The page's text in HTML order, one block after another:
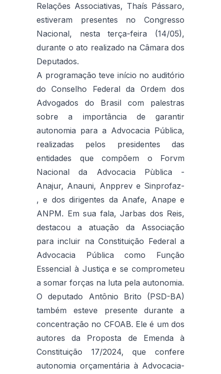
Relações Associativas, Thaís Pássaro,
estiveram presentes no Congresso
Nacional, nesta terça-feira (14/05),
durante o ato realizado na Câmara dos
Deputados.
A programação teve início no auditório
do Conselho Federal da Ordem dos
Advogados do Brasil com palestras
sobre a importância de garantir
autonomia para a Advocacia Pública,
realizadas pelos presidentes das
entidades que compõem o Forvm
Nacional da Advocacia Pùblica -
Anajur, Anauni, Anpprev e Sinprofaz-
, e dos dirigentes da Anafe, Anape e
ANPM. Em sua fala, Jarbas dos Reis,
destacou a atuação da Associação
para incluir na Constituição Federal a
Advocacia Pública como Função
Essencial à Justiça e se comprometeu
a somar forças na luta pela autonomia.
O deputado Antônio Brito (PSD-BA)
também esteve presente durante a
concentração no CFOAB. Ele é um dos
autores da Proposta de Emenda à
Constituição 17/2024, que confere
autonomia orçamentária à Advocacia-